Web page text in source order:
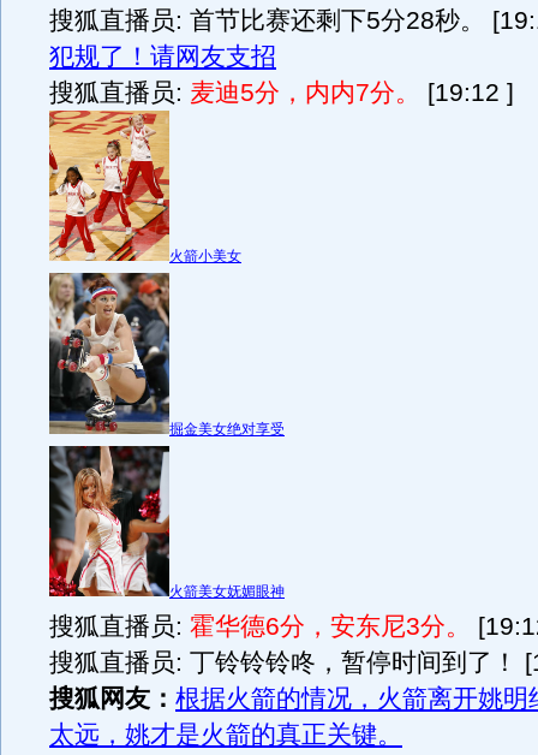
搜狐直播员: 首节比赛还剩下5分28秒。
犯规了！请网友支招
搜狐直播员: 麦迪5分，内内7分。 [19:12 ]
火箭小美女
掘金美女绝对享受
火箭美女妩媚眼神
搜狐直播员: 霍华德6分，安东尼3分。
搜狐直播员: 丁铃铃铃咚，暂停时间到了！
搜狐网友： 根据火箭的情况，火箭离开姚明
太远，姚才是火箭的真正关键。